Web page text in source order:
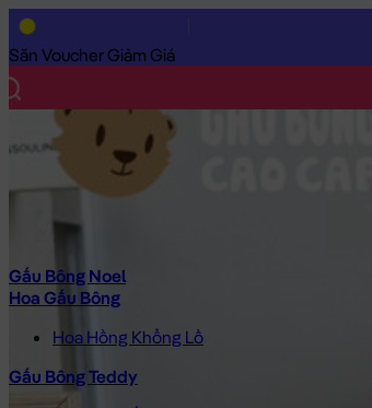
Săn Voucher Giảm Giá
Gấu Bông Noel
Hoa Gấu Bông
Hoa Hồng Khổng Lồ
Gấu Bông Teddy
Trang Chủ